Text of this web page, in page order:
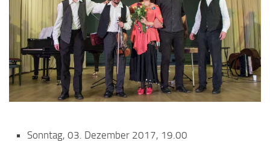
Sonntag, 03. Dezember 2017, 19.00